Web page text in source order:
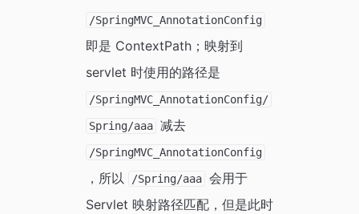
/SpringMVC_AnnotationConfig
即是 ContextPath；映射到
servlet 时使用的路径是
/SpringMVC_AnnotationConfig/
Spring/aaa 减去
/SpringMVC_AnnotationConfig
，所以 /Spring/aaa 会用于
Servlet 映射路径匹配，但是此时